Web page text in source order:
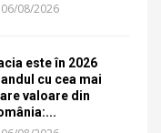
06/08/2026
este în 2026
cu cea mai
valoare din